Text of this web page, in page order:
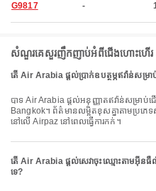
G9817 -
សំណួរគេសួរញឹកញាប់អំពីជើងហោះហើ
តើ Air Arabia ផ្តល់ប្រាក់ឧបត្ថម្ភឥវ៉ាន់សម្
បាទ Air Arabia ផ្តល់អនុញ្ញាតឥវ៉ាន់សម្រាប់ជើងហោះហើរ ក្នុងស្រុក & អន្តរជាតិ ចេញពី
Bangkok។ ព័ត៌មានលម្អិតខុសគ្នាតាមប្រភ
នៅលើ Airpaz នៅពេលធ្វើការកក់។
តើ Air Arabia ផ្តល់សេវាចុះឈ្មោះតាមអ៊ីន
ទេ?